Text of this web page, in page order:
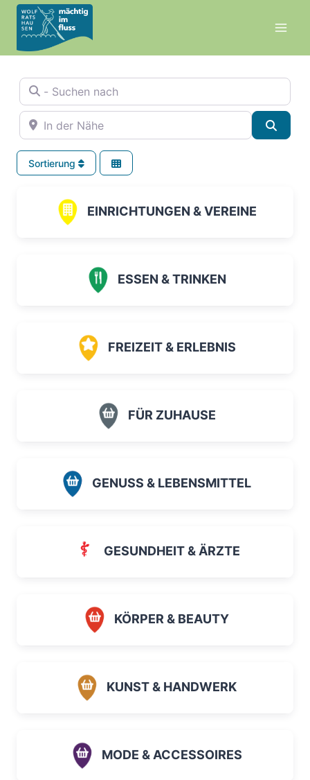
Zum
Inhalt
springen
- Suchen nach
In der Nähe
Sortierung
EINRICHTUNGEN & VEREINE
ESSEN & TRINKEN
FREIZEIT & ERLEBNIS
FÜR ZUHAUSE
GENUSS & LEBENSMITTEL
GESUNDHEIT & ÄRZTE
KÖRPER & BEAUTY
KUNST & HANDWERK
MODE & ACCESSOIRES